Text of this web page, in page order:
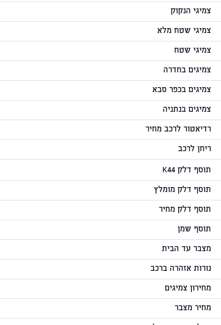
צמיגי הנקוק
צמיגי שטח מלא
צמיגי שטח
צמיגים בחדרה
צמיגים בכפר סבא
צמיגים בנתניה
רדיאטור לרכב מחיר
ריחן לרכב
תוסף דלק K44
תוסף דלק מומלץ
תוסף דלק מחיר
תוסף שמן
מצבר עד הבית
נורות אזהרה ברכב
מחירון צמיגים
מחיר מצבר